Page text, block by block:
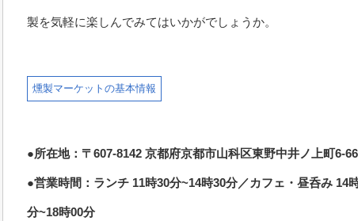
製を気軽に楽しんでみてはいかがでしょうか。
燻製マーケットの基本情報
●所在地：〒607-8142 京都府京都市山科区東野中井ノ上町6-66
●営業時間：ランチ 11時30分~14時30分／カフェ・昼呑み 14
分~18時00分